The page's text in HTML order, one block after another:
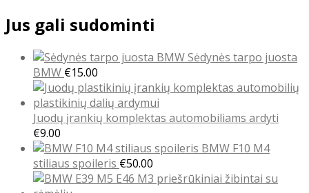
Jus gali sudominti
Sėdynės tarpo juosta
BMW €15.00
Juodų įrankių komplektas automobiliams ardyti
€9.00
BMW F10 M4
stiliaus spoileris €50.00